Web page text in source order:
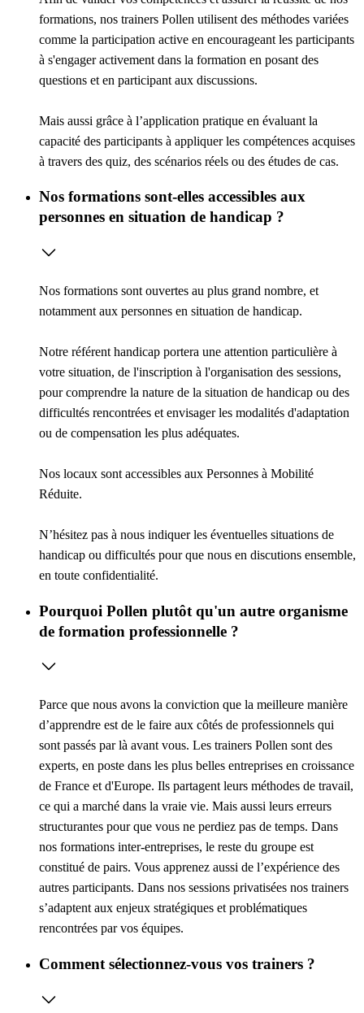
formations, nos trainers Pollen utilisent des méthodes variées
comme la participation active en encourageant les participants
à s'engager activement dans la formation en posant des
questions et en participant aux discussions.
Mais aussi grâce à l’application pratique en évaluant la
capacité des participants à appliquer les compétences acquises
à travers des quiz, des scénarios réels ou des études de cas.
Nos formations sont-elles accessibles aux
personnes en situation de handicap ?
Nos formations sont ouvertes au plus grand nombre, et
notamment aux personnes en situation de handicap.
Notre référent handicap portera une attention particulière à
votre situation, de l'inscription à l'organisation des sessions,
pour comprendre la nature de la situation de handicap ou des
difficultés rencontrées et envisager les modalités d'adaptation
ou de compensation les plus adéquates.
Nos locaux sont accessibles aux Personnes à Mobilité
Réduite.
N’hésitez pas à nous indiquer les éventuelles situations de
handicap ou difficultés pour que nous en discutions ensemble,
en toute confidentialité.
Pourquoi Pollen plutôt qu'un autre organisme
de formation professionnelle ?
Parce que nous avons la conviction que la meilleure manière
d’apprendre est de le faire aux côtés de professionnels qui
sont passés par là avant vous. Les trainers Pollen sont des
experts, en poste dans les plus belles entreprises en croissance
de France et d'Europe. Ils partagent leurs méthodes de travail,
ce qui a marché dans la vraie vie. Mais aussi leurs erreurs
structurantes pour que vous ne perdiez pas de temps. Dans
nos formations inter-entreprises, le reste du groupe est
constitué de pairs. Vous apprenez aussi de l’expérience des
autres participants. Dans nos sessions privatisées nos trainers
s’adaptent aux enjeux stratégiques et problématiques
rencontrées par vos équipes.
Comment sélectionnez-vous vos trainers ?